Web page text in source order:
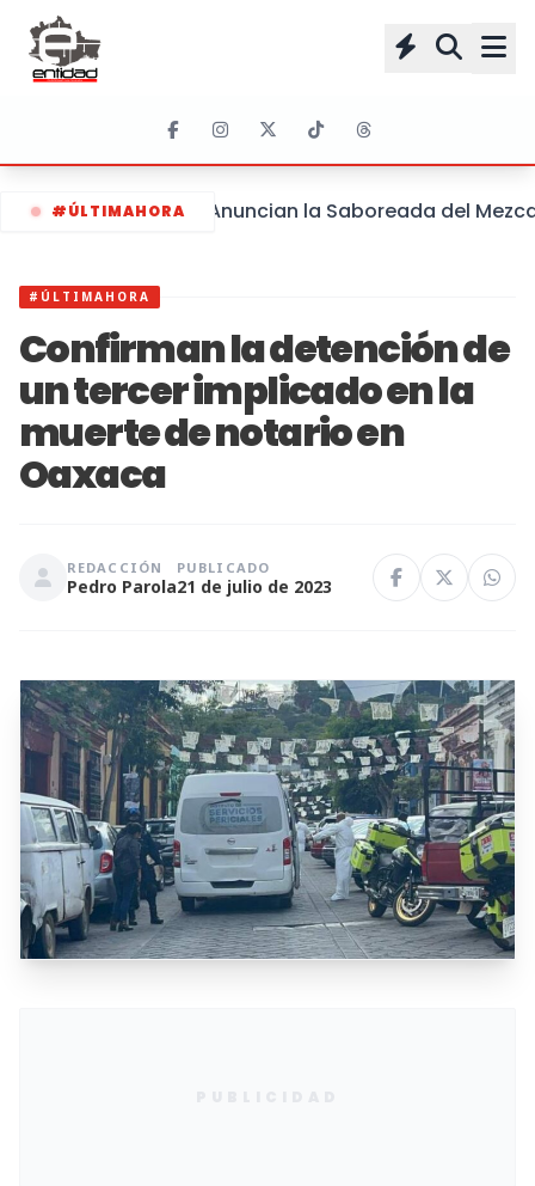
#ÚLTIMAHORA Anuncian la Saboreada del
#ÚLTIMAHORA
Confirman la detención de
un tercer implicado en la
muerte de notario en
Oaxaca
REDACCIÓN
Pedro Parola
PUBLICADO
21 de julio de 2023